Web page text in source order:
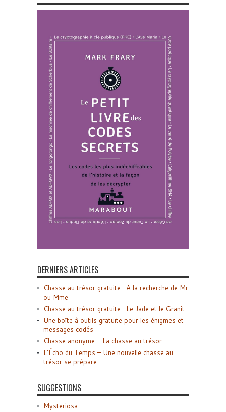
DERNIERS ARTICLES
Chasse au trésor gratuite : A la recherche de Mr
ou Mme
Chasse au trésor gratuite : Le Jade et le Granit
Une boîte à outils gratuite pour les énigmes et
messages codés
Chasse anonyme – La chasse au trésor
L’Écho du Temps – Une nouvelle chasse au
trésor se prépare
SUGGESTIONS
Mysteriosa